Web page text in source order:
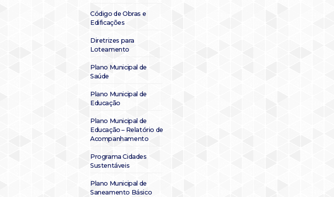
Código de Obras e
Edificações
Diretrizes para
Loteamento
Plano Municipal de
Saúde
Plano Municipal de
Educação
Plano Municipal de
Educação – Relatório de
Acompanhamento
Programa Cidades
Sustentáveis
Plano Municipal de
Saneamento Básico